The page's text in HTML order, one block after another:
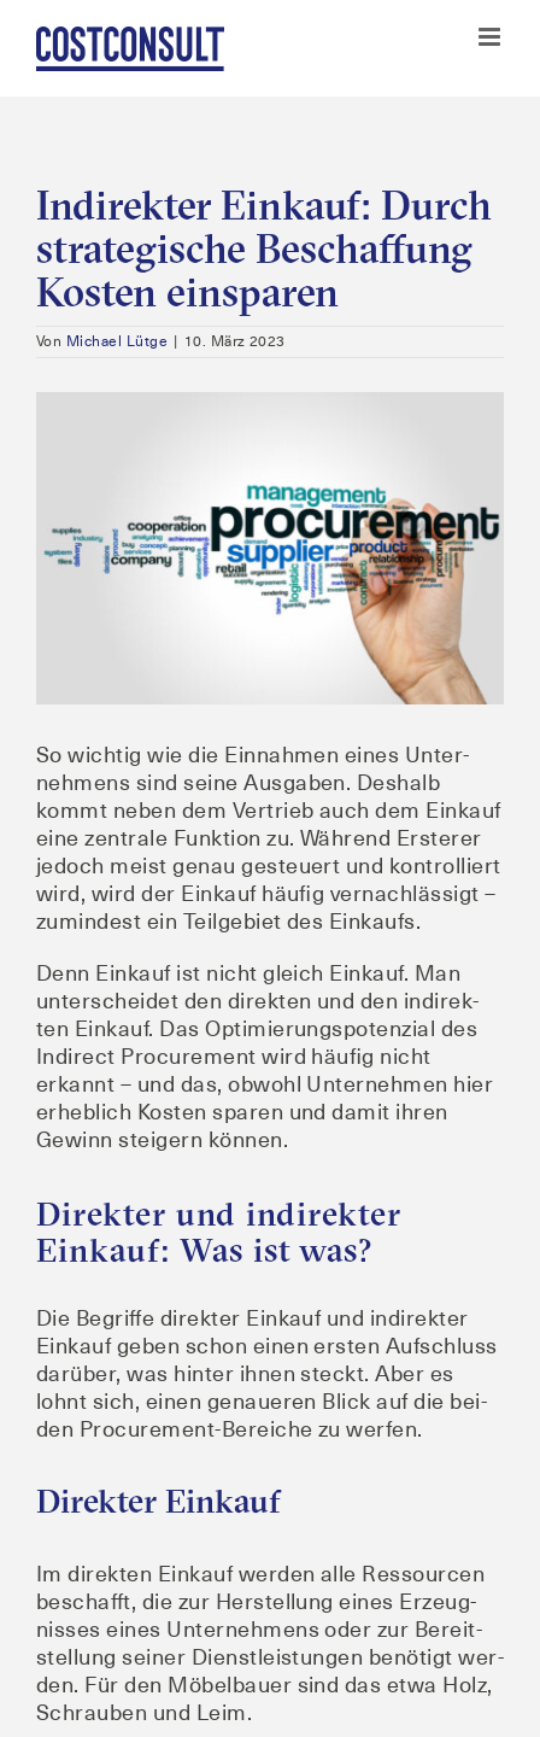
Zum
Inhalt
Indirekter Einkauf: Durch
strategische Beschaffung
Kosten einsparen
Von Michael Lütge | 10. März 2023
So wich­tig wie die Ein­nah­men eines Unter­
neh­mens sind sei­ne Aus­ga­ben. Des­halb
kommt neben dem Ver­trieb auch dem Ein­kauf
eine zen­tra­le Funk­ti­on zu. Wäh­rend Ers­te­rer
jedoch meist genau gesteu­ert und kon­trol­liert
wird, wird der Ein­kauf häu­fig ver­nach­läs­sigt –
zumin­dest ein Teil­ge­biet des Einkaufs.
Denn Ein­kauf ist nicht gleich Ein­kauf. Man
unter­schei­det den direk­ten und den indi­rek­
ten Ein­kauf. Das Opti­mie­rungs­po­ten­zi­al des
Indi­rect Pro­cu­re­ment wird häu­fig nicht
erkannt – und das, obwohl Unter­neh­men hier
erheb­lich Kos­ten spa­ren und damit ihren
Gewinn stei­gern können.
Direkter und indirekter
Einkauf: Was ist was?
Die Begrif­fe direk­ter Ein­kauf und indi­rek­ter
Ein­kauf geben schon einen ers­ten Auf­schluss
dar­über, was hin­ter ihnen steckt. Aber es
lohnt sich, einen genaue­ren Blick auf die bei­
den Pro­cu­re­ment-Berei­che zu werfen.
Direkter Einkauf
Im direk­ten Ein­kauf wer­den alle Res­sour­cen
beschafft, die zur Her­stel­lung eines Erzeug­
nis­ses eines Unter­neh­mens oder zur Bereit­
stel­lung sei­ner Dienst­leis­tun­gen benö­tigt wer­
den. Für den Möbel­bau­er sind das etwa Holz,
Schrau­ben und Leim.